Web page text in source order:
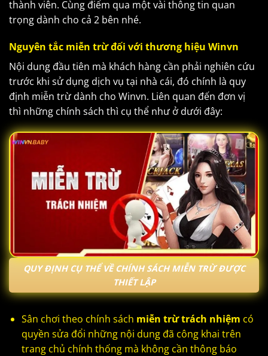
thành viên. Cùng điểm qua một vài thông tin quan
trọng dành cho cả 2 bên nhé.
Nguyên tắc miễn trừ đối với thương hiệu Winvn
Nội dung đầu tiên mà khách hàng cần phải nghiên cứu
trước khi sử dụng dịch vụ tại nhà cái, đó chính là quy
định miễn trừ dành cho Winvn. Liên quan đến đơn vị
thì những chính sách thì cụ thể như ở dưới đây:
QUY ĐỊNH CỤ THỂ VỀ CHÍNH SÁCH MIỄN TRỪ ĐƯỢC
THIẾT LẬP
Sân chơi theo chính sách miễn trừ trách nhiệm có
quyền sửa đổi những nội dung đã công khai trên
trang chủ chính thống mà không cần thông báo